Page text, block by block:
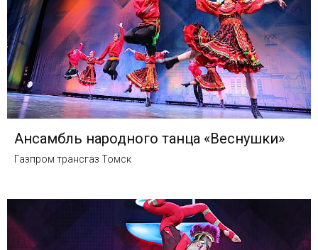
Ансамбль народного танца «Веснушки»
Газпром трансгаз Томск